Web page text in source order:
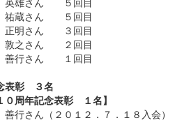
祐蔵さん ５回目
正明さん ３回目
敦之さん ２回目
善行さん １回目
表彰 ３名
０周年記念表彰 １名】
行さん（２０１２．７．１８入会）